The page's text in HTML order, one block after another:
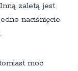
zaletą jest
naciśnięcie
moc